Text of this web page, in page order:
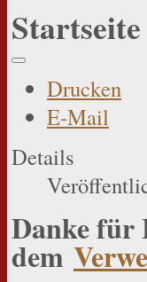
Startseite
Drucken
E-Mail
Details
Danke für
dem